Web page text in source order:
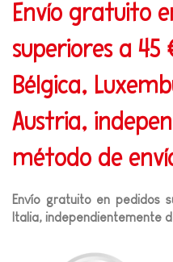
Envío gratuito
superiores a 45
Bélgica,
Austria,
método de
Envío gratuito en pedidos
Italia, independientemente